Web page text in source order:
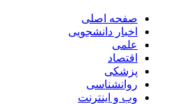
صفحه اصلی
اخبار دانشجویی
علمی
اقتصاد
پزشکی
روانشناسی
وب و اینترنت